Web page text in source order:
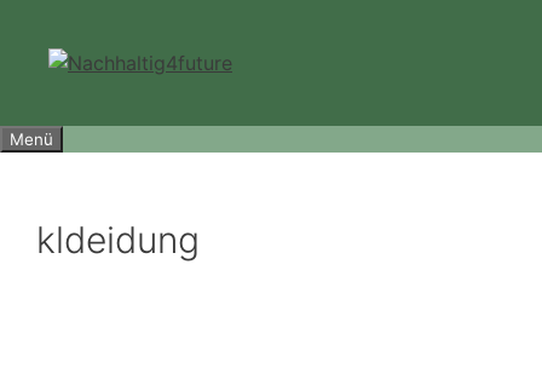
springen
Menü
kldeidung